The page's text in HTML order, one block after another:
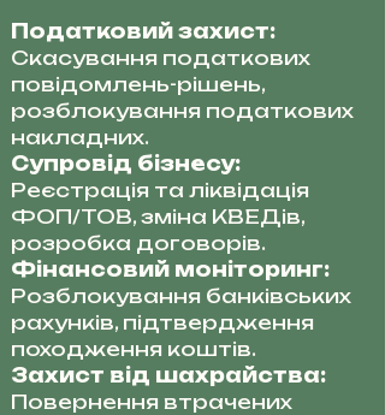
Податковий захист:
Скасування податкових
повідомлень-рішень,
розблокування податкових
накладних.
Супровід бізнесу:
Реєстрація та ліквідація
ФОП/ТОВ, зміна КВЕДів,
розробка договорів.
Фінансовий моніторинг:
Розблокування банківських
рахунків, підтвердження
походження коштів.
Захист від шахрайства:
Повернення втрачених